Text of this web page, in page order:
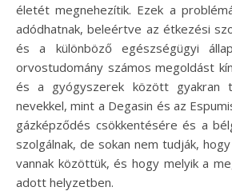
életét megnehezítik. Ezek a
adódhatnak, beleértve az étkezési
és a különböző egészségügyi
orvostudomány számos megoldást
és a gyógyszerek között gyakran
nevekkel, mint a Degasin és az
gázképződés csökkentésére és a
szolgálnak, de sokan nem tudják,
vannak közöttük, és hogy melyik a
adott helyzetben.